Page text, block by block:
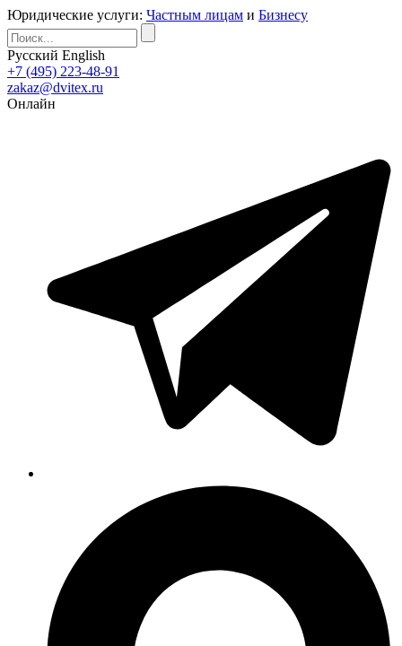
Юридические услуги: Частным лицам и Бизнесу
Русский English
+7 (495) 223-48-91
zakaz@dvitex.ru
Онлайн